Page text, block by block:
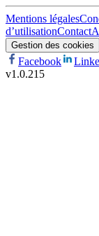
Mentions légales
d’utilisationContact
Gestion des cookies
Facebook
v1.0.215